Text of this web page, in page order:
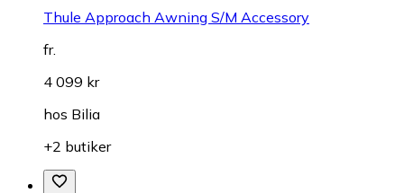
Thule Approach Awning S/M Accessory
fr.
4 099 kr
hos Bilia
+2 butiker